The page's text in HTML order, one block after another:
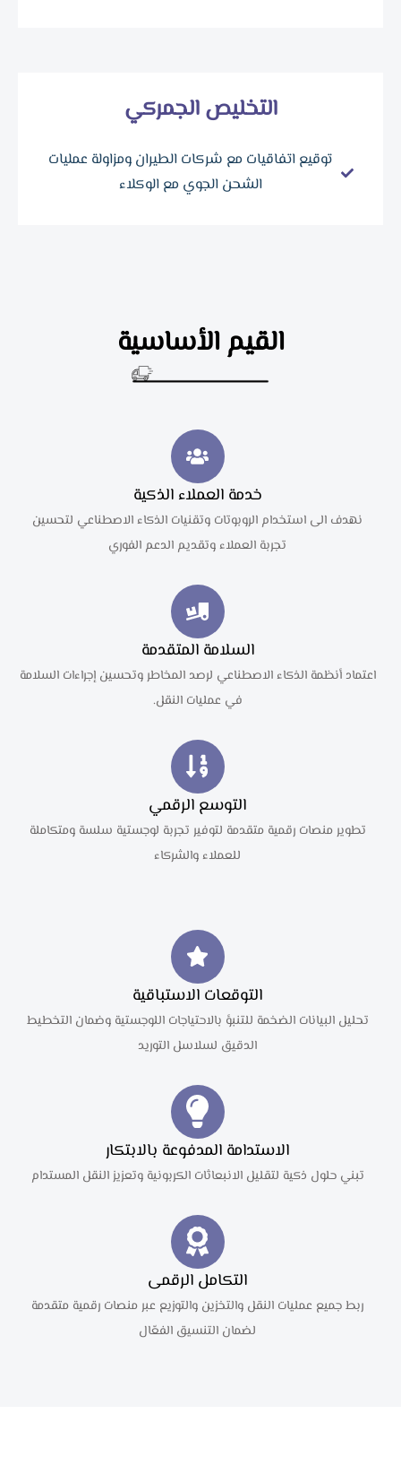
التخليص الجمركي
توقيع اتفاقيات مع شركات الطيران ومزاولة عمليات
الشحن الجوي مع الوكلاء
القيم الأساسية
خدمة العملاء الذكية
نهدف الى استخدام الروبوتات وتقنيات الذكاء الاصطناعي لتحسين
تجربة العملاء وتقديم الدعم الفوري
السلامة المتقدمة
اعتماد أنظمة الذكاء الاصطناعي لرصد المخاطر وتحسين إجراءات السلامة
في عمليات النقل.
التوسع الرقمي
تطوير منصات رقمية متقدمة لتوفير تجربة لوجستية سلسة ومتكاملة
للعملاء والشركاء
التوقعات الاستباقية
تحليل البيانات الضخمة للتنبؤ بالاحتياجات اللوجستية وضمان التخطيط
الدقيق لسلاسل التوريد
الاستدامة المدفوعة بالابتكار
تبني حلول ذكية لتقليل الانبعاثات الكربونية وتعزيز النقل المستدام
التكامل الرقمى
ربط جميع عمليات النقل والتخزين والتوزيع عبر منصات رقمية متقدمة
لضمان التنسيق الفعّال